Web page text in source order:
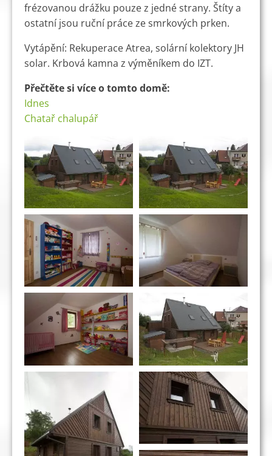
frézovanou drážku pouze z jedné strany. Štíty a
ostatní jsou ruční práce ze smrkových prken.
Vytápění: Rekuperace Atrea, solární kolektory JH
solar. Krbová kamna z výměníkem do IZT.
Přečtěte si více o tomto domě:
Idnes
Chatař chalupář